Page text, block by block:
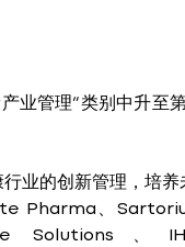
业管理”类别中升至
业的创新管理，培养
Pharma、
Solutions、